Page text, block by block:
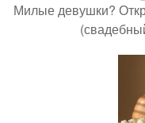
Милые девушки?